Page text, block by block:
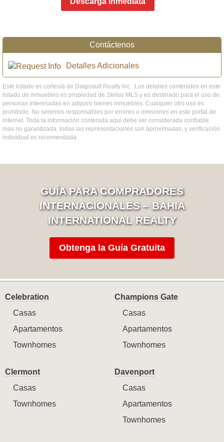
Contáctenos
Detalles Adicionales
Este listado es cortesía de Daignault Realty Inc . Los detalles contenidos en este
listado de inmuebles es propiedad de Stellar MLS y es destinado para el uso de
personas interesadas en adquirir bienes inmuebles. Cualquier otro uso es
prohibido. No seremos responsables por errores u omisiones en este portal de
internet. Toda la información contenida aquí debe ser considerada confiable
mas no garantizada, todas las representaciones son aproximadas, y verificación
individual es recomendada.
GUÍA PARA COMPRADORES
INTERNACIONALES – BAHIA
INTERNATIONAL REALTY
Obtenga la Guía Gratuita
Celebration
Casas
Apartamentos
Townhomes
Champions Gate
Casas
Apartamentos
Townhomes
Clermont
Casas
Townhomes
Davenport
Casas
Apartamentos
Townhomes